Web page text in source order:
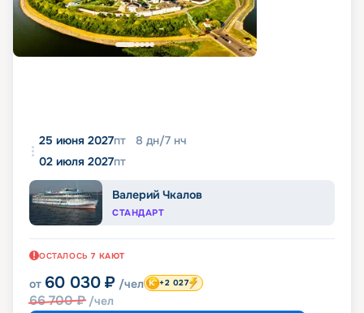
25 июня 2027пт 8 дн/7 нч
02 июля 2027пт
Валерий Чкалов
СТАНДАРТ
ОСТАЛОСЬ 7 КАЮТ
от 60 030 ₽ /чел
66 700₽ /чел
+2 027